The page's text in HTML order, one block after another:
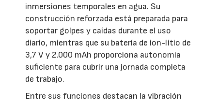
inmersiones temporales en agua. Su
construcción reforzada está preparada para
soportar golpes y caídas durante el uso
diario, mientras que su batería de ion-litio de
3,7 V y 2.000 mAh proporciona autonomía
suficiente para cubrir una jornada completa
de trabajo.
Entre sus funciones destacan la vibración